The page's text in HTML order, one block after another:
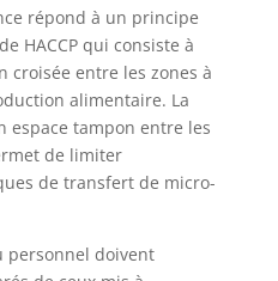
répond à un principe
HACCP qui consiste à
croisée entre les zones à
alimentaire. La
espace tampon entre les
de limiter
de transfert de micro-
personnel doivent